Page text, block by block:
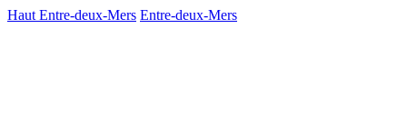
Haut Entre-deux-Mers Entre-deux-Mers